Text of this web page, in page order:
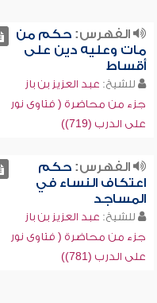
الفهرس:حكم من
مات وعليه دين على
أقساط
للشيخ: عبد العزيز بن باز
جزء من محاضرة ( فتاوى نور
على الدرب (719))
الفهرس:حكم
اعتكاف النساء في
المساجد
للشيخ: عبد العزيز بن باز
جزء من محاضرة ( فتاوى نور
على الدرب (781))